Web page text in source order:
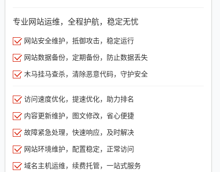
专业网站运维，全程护航，稳定无忧
网站安全维护，抵御攻击，稳定运行
网站数据备份，定期备份，防止数据丢失
木马挂马查杀，清除恶意代码，守护安全
访问速度优化，提速优化，助力排名
内容更新维护，图文修改，省心便捷
故障紧急处理，快速响应，及时解决
网站环境维护，配置稳定，正常访问
域名主机运维，续费托管，一站式服务